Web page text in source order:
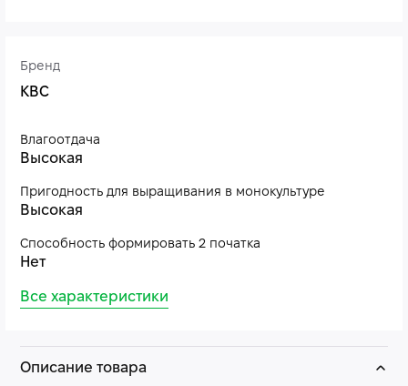
Бренд
КВС
Влагоотдача
Высокая
Пригодность для выращивания в монокультуре
Высокая
Способность формировать 2 початка
Нет
Все характеристики
Описание товара